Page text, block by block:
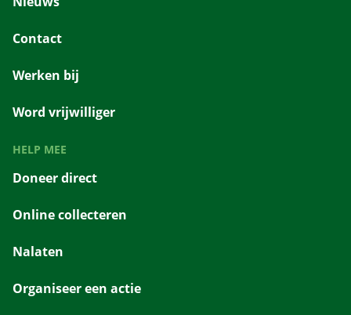
Contact
Werken bij
Word vrijwilliger
HELP MEE
Doneer direct
Online collecteren
Nalaten
Organiseer een actie